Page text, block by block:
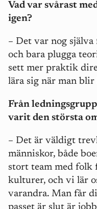
Vad var svårast
igen?
– Det var nog själva
och bara plugga
sett mer praktik
lära sig när man blir
Från
varit den största
– Det är väldigt
människor, både
stort team med folk
kulturer, och vi lär
varandra. Man får